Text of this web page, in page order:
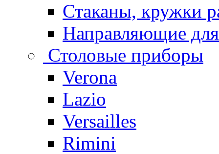
Стаканы, кружки
Направляющие
Столовые приборы
Verona
Lazio
Versailles
Rimini